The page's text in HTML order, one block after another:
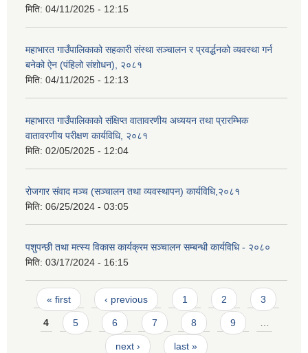
मिति: 04/11/2025 - 12:15
महाभारत गाउँपालिकाको सहकारी संस्था सञ्चालन र प्रवर्द्धनको व्यवस्था गर्न
बनेको ऐन (पंहिलो संशोधन), २०८१
मिति: 04/11/2025 - 12:13
महाभारत गाउँपालिकाको संक्षिप्त वातावरणीय अध्ययन तथा प्रारम्भिक
वातावरणीय परीक्षण कार्यविधि, २०८१
मिति: 02/05/2025 - 12:04
रोजगार संवाद मञ्च (सञ्चालन तथा व्यवस्थापन) कार्यविधि,२०८१
मिति: 06/25/2024 - 03:05
पशुपन्छी तथा मत्स्य विकास कार्यक्रम सञ्चालन सम्बन्धी कार्यविधि - २०८०
मिति: 03/17/2024 - 16:15
Pages
« first ‹ previous 1 2 3
4 5 6 7 8 9
next › last »